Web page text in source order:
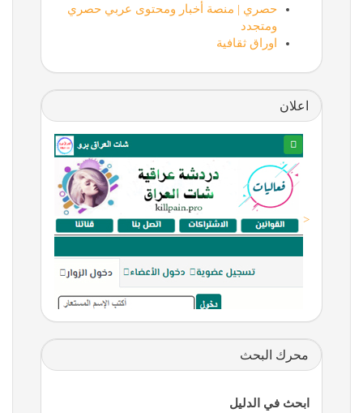
حصري | منصة أخبار ومحتوى عربي حصري
ومتجدد
اوراق ثقافية
اعلان
<
محرك البحث
ابحث في الدليل